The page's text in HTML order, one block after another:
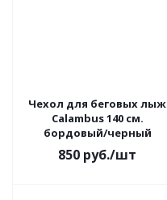
Чехол для беговых лыж
Calambus 140 см.
бордовый/черный
850 руб./шт